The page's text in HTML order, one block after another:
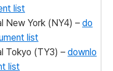
list
New York (NY4) – do
list
Tokyo (TY3) – downlo
list